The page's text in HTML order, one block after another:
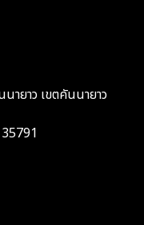
ายาว เขตคันนายาว